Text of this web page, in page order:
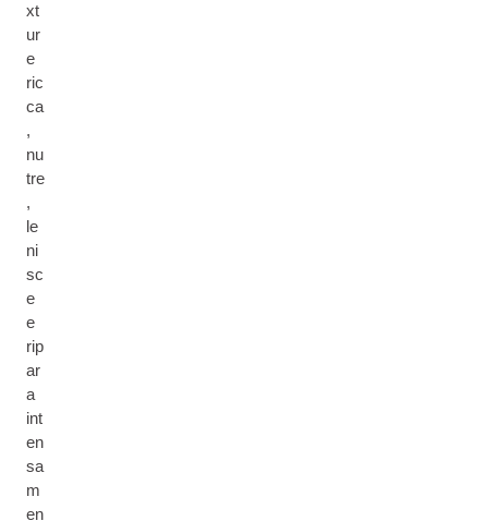
xt
ur
e
ric
ca
,
nu
tre
,
le
ni
sc
e
e
rip
ar
a
int
en
sa
m
en